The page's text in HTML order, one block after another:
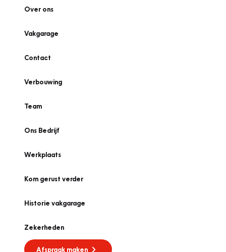
Over ons
Vakgarage
Contact
Verbouwing
Team
Ons Bedrijf
Werkplaats
Kom gerust verder
Historie vakgarage
Zekerheden
Afspraak maken